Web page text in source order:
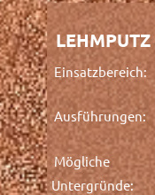
LEHMPUTZ
Einsatzbereich:
Ausführungen:
Mögliche
Untergründe: